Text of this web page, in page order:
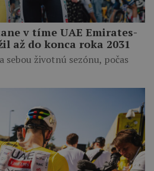
v tíme UAE Emirates-
až do konca roka 2031
sebou životnú sezónu, počas